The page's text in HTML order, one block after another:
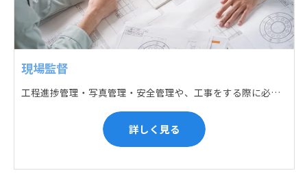
現場監督
工程進捗管理・写真管理・安全管理や、工事をする際に必要な各種書類作成・届出 (申請) などの現場管理業務をお任せします。遅れている箇所のサポートに入るなど、臨機応変な対応が必要になります。
詳しく見る